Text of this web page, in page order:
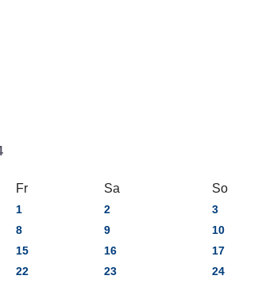
Fr Sa So
1 2
3
8 9
10
15 16
17
22 23
24